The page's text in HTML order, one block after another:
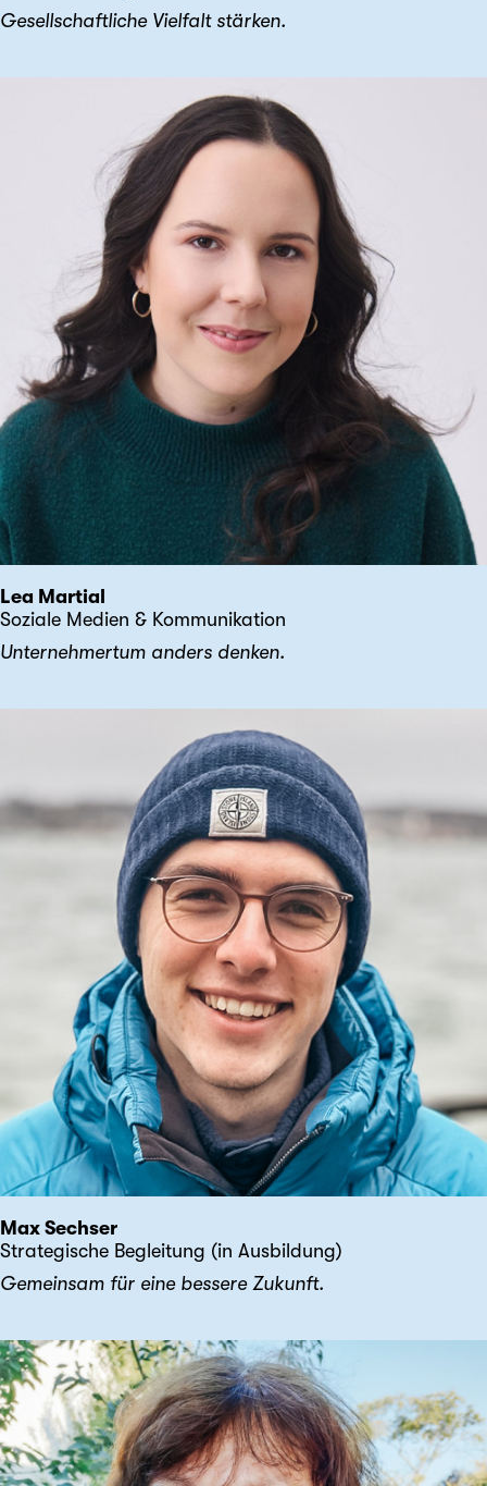
Gesellschaftliche Vielfalt stärken.
Lea Martial
Soziale Medien & Kommunikation
Unternehmertum anders denken.
Max Sechser
Strategische Begleitung (in Ausbildung)
Gemeinsam für eine bessere Zukunft.